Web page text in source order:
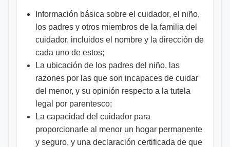
Información básica sobre el cuidador, el niño,
los padres y otros miembros de la familia del
cuidador, incluidos el nombre y la dirección de
cada uno de estos;
La ubicación de los padres del niño, las
razones por las que son incapaces de cuidar
del menor, y su opinión respecto a la tutela
legal por parentesco;
La capacidad del cuidador para
proporcionarle al menor un hogar permanente
y seguro, y una declaración certificada de que